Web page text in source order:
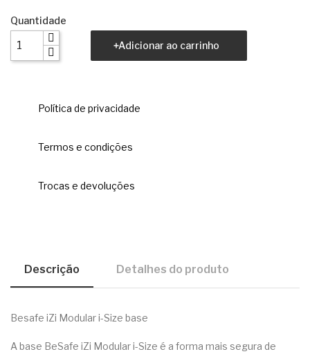
Quantidade
Adicionar ao carrinho
Política de privacidade
Termos e condições
Trocas e devoluções
Descrição Detalhes do produto
Besafe iZi Modular i-Size base
A base BeSafe iZi Modular i-Size é a forma mais segura de